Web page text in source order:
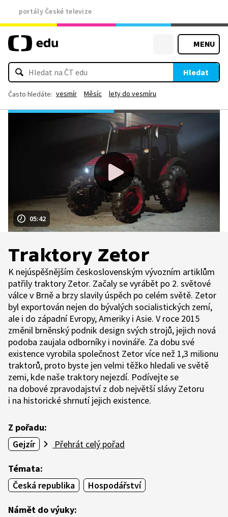
portály České televize
MENU
Hledat
Často hledáte: vesmír Měsíc lety do vesmíru
05:42
Traktory Zetor
K nejúspěšnějším československým vývozním artiklům
patřily traktory Zetor. Začaly se vyrábět po 2. světové
válce v Brně a brzy slavily úspěch po celém světě. Zetor
byl exportován nejen do bývalých socialistických zemí,
ale i do západní Evropy, Ameriky i Asie. V roce 2015
změnil brněnský podnik design svých strojů, jejich nová
podoba zaujala odborníky i novináře. Za dobu své
existence vyrobila společnost Zetor více než 1,3 milionu
traktorů, proto byste jen velmi těžko hledali ve světě
zemi, kde naše traktory nejezdí. Podívejte se
na dobové zpravodajství z dob největší slávy Zetoru
i na historické shrnutí jejich existence.
Z pořadu:
Gejzír
Přehrát celý pořad
Témata:
Česká republika
Hospodářství
Námět do výuky: